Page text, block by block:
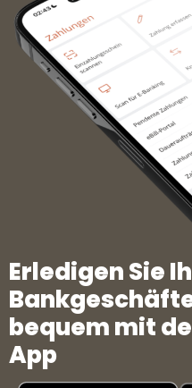
Erledigen Sie
bequem mit
App